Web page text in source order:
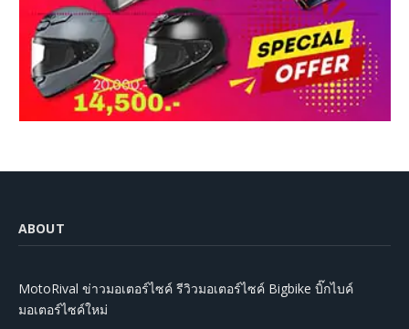
ABOUT
MotoRival ข่าวมอเตอร์ไซค์ รีวิวมอเตอร์ไซค์ Bigbike บิ๊กไบค์
มอเตอร์ไซค์ใหม่